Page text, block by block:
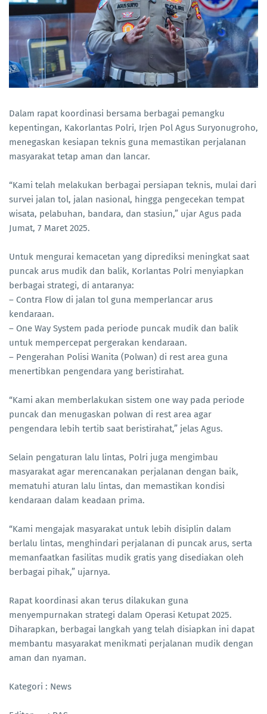
Dalam rapat koordinasi bersama berbagai pemangku
kepentingan, Kakorlantas Polri, Irjen Pol Agus Suryonugroho,
menegaskan kesiapan teknis guna memastikan perjalanan
masyarakat tetap aman dan lancar.
“Kami telah melakukan berbagai persiapan teknis, mulai dari
survei jalan tol, jalan nasional, hingga pengecekan tempat
wisata, pelabuhan, bandara, dan stasiun,” ujar Agus pada
Jumat, 7 Maret 2025.
Untuk mengurai kemacetan yang diprediksi meningkat saat
puncak arus mudik dan balik, Korlantas Polri menyiapkan
berbagai strategi, di antaranya:
– Contra Flow di jalan tol guna memperlancar arus
kendaraan.
– One Way System pada periode puncak mudik dan balik
untuk mempercepat pergerakan kendaraan.
– Pengerahan Polisi Wanita (Polwan) di rest area guna
menertibkan pengendara yang beristirahat.
“Kami akan memberlakukan sistem one way pada periode
puncak dan menugaskan polwan di rest area agar
pengendara lebih tertib saat beristirahat,” jelas Agus.
Selain pengaturan lalu lintas, Polri juga mengimbau
masyarakat agar merencanakan perjalanan dengan baik,
mematuhi aturan lalu lintas, dan memastikan kondisi
kendaraan dalam keadaan prima.
“Kami mengajak masyarakat untuk lebih disiplin dalam
berlalu lintas, menghindari perjalanan di puncak arus, serta
memanfaatkan fasilitas mudik gratis yang disediakan oleh
berbagai pihak,” ujarnya.
Rapat koordinasi akan terus dilakukan guna
menyempurnakan strategi dalam Operasi Ketupat 2025.
Diharapkan, berbagai langkah yang telah disiapkan ini dapat
membantu masyarakat menikmati perjalanan mudik dengan
aman dan nyaman.
Kategori : News